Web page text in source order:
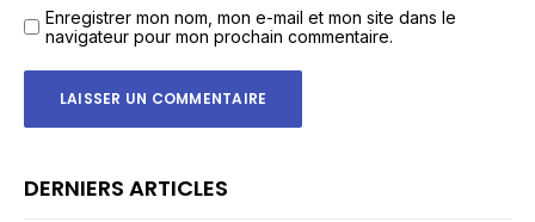
Enregistrer mon nom, mon e-mail et mon site dans le
navigateur pour mon prochain commentaire.
DERNIERS ARTICLES